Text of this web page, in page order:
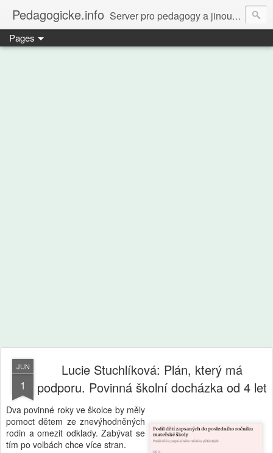
Pedagogicke.info Server pro pedagogy a jinou zvířenu
Pages
JUN
1
Lucie Stuchlíková: Plán, který má
podporu. Povinná školní docházka od 4 let
Dva povinné roky ve školce by měly
pomoct dětem ze znevýhodněných
rodin a omezit odklady. Zabývat se
tím po volbách chce více stran.